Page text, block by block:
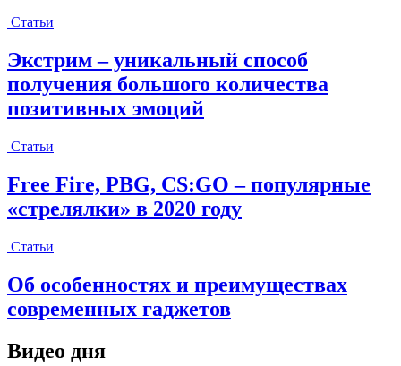
Статьи
Экстрим – уникальный способ
получения большого количества
позитивных эмоций
Статьи
Free Fire, PBG, CS:GO – популярные
«стрелялки» в 2020 году
Статьи
Об особенностях и преимуществах
современных гаджетов
Видео дня